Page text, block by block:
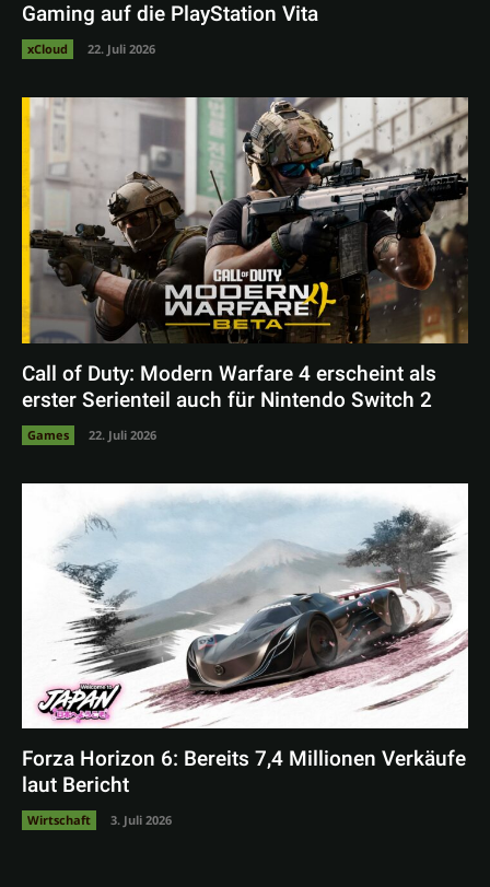
Gaming auf die PlayStation Vita
xCloud 22. Juli 2026
Call of Duty: Modern Warfare 4 erscheint als
erster Serienteil auch für Nintendo Switch 2
Games 22. Juli 2026
Forza Horizon 6: Bereits 7,4 Millionen Verkäufe
laut Bericht
Wirtschaft 3. Juli 2026